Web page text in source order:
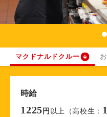
マクドナルドクルー
時給
1225 円 以上（高校生：